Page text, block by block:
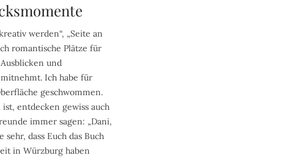
werden“, „Seite an
romantische Plätze für
und
Ich habe für
geschwommen.
entdecken gewiss auch
immer sagen: „Dani,
dass Euch das Buch
in Würzburg haben